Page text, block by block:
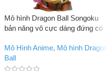
Mô hình Dragon Ball Songoku
bản năng vô cực dáng đứng có
Mô Hình Anime, Mô hình Dragon
Ball